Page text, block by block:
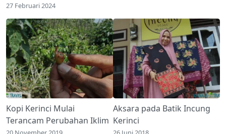
27 Februari 2024
Kopi Kerinci Mulai
Terancam Perubahan Iklim
Aksara pada Batik Incung
Kerinci